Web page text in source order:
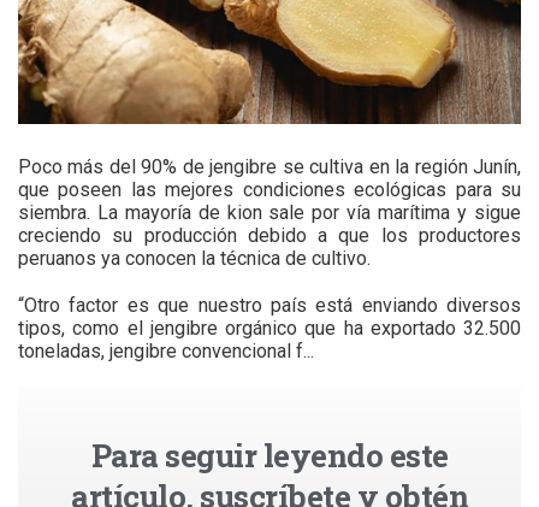
Poco más del 90% de jengibre se cultiva en la región Junín,
que poseen las mejores condiciones ecológicas para su
siembra. La mayoría de kion sale por vía marítima y sigue
creciendo su producción debido a que los productores
peruanos ya conocen la técnica de cultivo.
“Otro factor es que nuestro país está enviando diversos
tipos, como el jengibre orgánico que ha exportado 32.500
toneladas, jengibre convencional f...
Para seguir leyendo este
artículo, suscríbete y obtén